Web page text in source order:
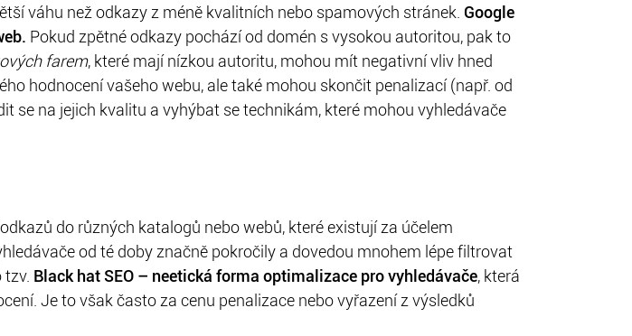
váhu než odkazy z méně kvalitních nebo spamových stránek. Google
Pokud zpětné odkazy pochází od domén s vysokou autoritou, pak to
farem, které mají nízkou autoritu, mohou mít negativní vliv hned
hodnocení vašeho webu, ale také mohou skončit penalizací (např. od
se na jejich kvalitu a vyhýbat se technikám, které mohou vyhledávače
do různých katalogů nebo webů, které existují za účelem
od té doby značně pokročily a dovedou mnohem lépe filtrovat
Black hat SEO – neetická forma optimalizace pro vyhledávače, která
Je to však často za cenu penalizace nebo vyřazení z výsledků